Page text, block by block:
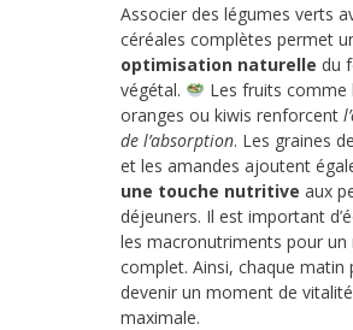
Associer des légumes verts
céréales complètes permet
optimisation naturelle du
végétal.
Les fruits comme
oranges ou kiwis renforcent
de l’absorption. Les graines
et les amandes ajoutent
une touche nutritive aux
déjeuners. Il est important
les macronutriments pour un
complet. Ainsi, chaque matin
devenir un moment de vitalité
maximale.